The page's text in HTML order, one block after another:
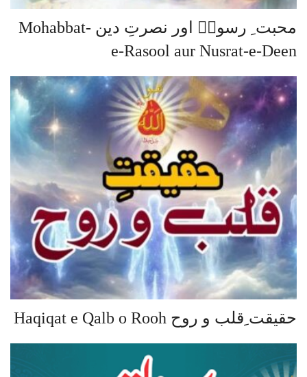
محبت ِ رسولؐ اور نصرتِ دین Mohabbat-
e-Rasool aur Nusrat-e-Deen
حقیقت ِقلب و روح Haqiqat e Qalb o Rooh